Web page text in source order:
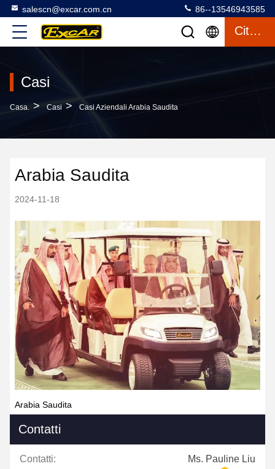
salescn@excar.com.cn 86--13546943585
Citazione
Casi
Casa. > Casi > Casi Aziendali Arabia Saudita
Arabia Saudita
2024-11-18
Arabia Saudita
Contatti
Contatti: Ms. Pauline Liu